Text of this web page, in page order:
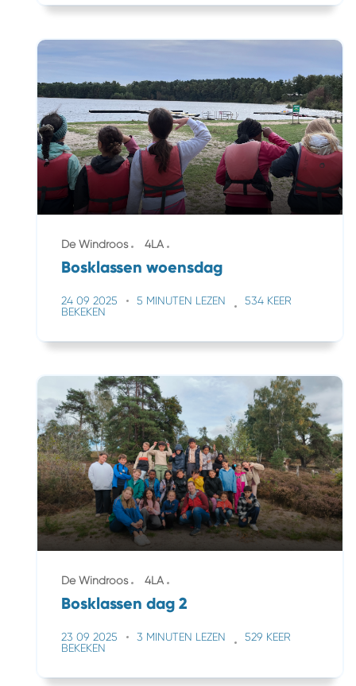
De Windroos 4LA
Bosklassen woensdag
24 09 2025 5 MINUTEN LEZEN
534 KEER
BEKEKEN
De Windroos 4LA
Bosklassen dag 2
23 09 2025 3 MINUTEN LEZEN
529 KEER
BEKEKEN